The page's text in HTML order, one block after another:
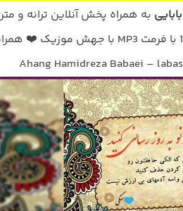
به همراه پخش آنلاین ترانه و
Ahang Hamidreza Babaei –